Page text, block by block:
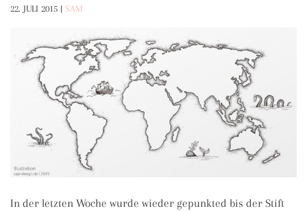
22. JULI 2015 | SAM
In der letzten Woche wurde wieder gepunkted bis der Stift